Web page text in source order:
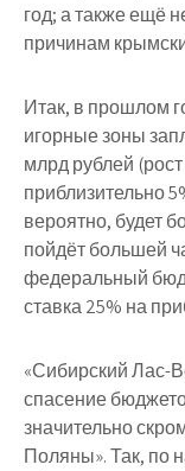
год; а также ещё
причинам
Итак, в прошлом
игорные зоны
млрд рублей
приблизительно
вероятно, будет
пойдёт большей
федеральный
ставка 25% на
«Сибирский Лас-
спасение
значительно
Поляны». Так, по